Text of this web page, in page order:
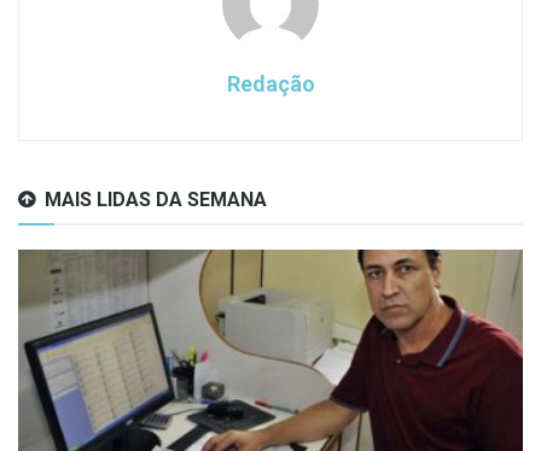
Redação
MAIS LIDAS DA SEMANA